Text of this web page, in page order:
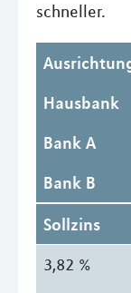
schneller.
Hausbank
Bank A
Bank B
Sollzins
3,82 %